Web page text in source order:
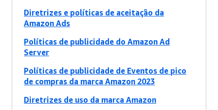
Diretrizes e políticas de aceitação da
Amazon Ads
Políticas de publicidade do Amazon Ad
Server
Políticas de publicidade de Eventos de pico
de compras da marca Amazon 2023
Diretrizes de uso da marca Amazon